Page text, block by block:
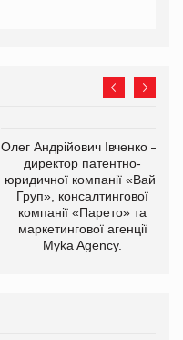
Олег Андрійович Івченко —
директор патентно-
юридичної компанії «Вайз
Груп», консалтингової
компанії «Парето» та
маркетингової агенції
Myka Agency.